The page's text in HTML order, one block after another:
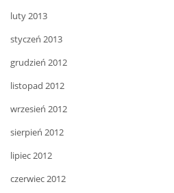
luty 2013
styczeń 2013
grudzień 2012
listopad 2012
wrzesień 2012
sierpień 2012
lipiec 2012
czerwiec 2012